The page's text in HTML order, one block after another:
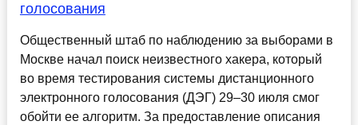
голосования
Общественный штаб по наблюдению за выборами в
Москве начал поиск неизвестного хакера, который
во время тестирования системы дистанционного
электронного голосования (ДЭГ) 29–30 июля смог
обойти ее алгоритм. За предоставление описания